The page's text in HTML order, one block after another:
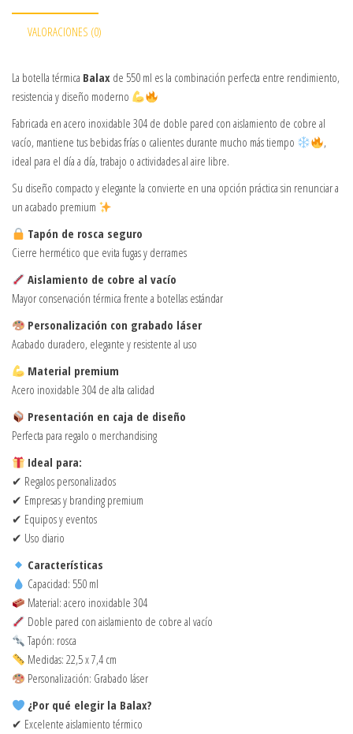
VALORACIONES (0)
La botella térmica Balax de 550 ml es la combinación perfecta entre rendimiento,
resistencia y diseño moderno
Fabricada en acero inoxidable 304 de doble pared con aislamiento de cobre al
vacío, mantiene tus bebidas frías o calientes durante mucho más tiempo
,
ideal para el día a día, trabajo o actividades al aire libre.
Su diseño compacto y elegante la convierte en una opción práctica sin renunciar a
un acabado premium
Tapón de rosca seguro
Cierre hermético que evita fugas y derrames
Aislamiento de cobre al vacío
Mayor conservación térmica frente a botellas estándar
Personalización con grabado láser
Acabado duradero, elegante y resistente al uso
Material premium
Acero inoxidable 304 de alta calidad
Presentación en caja de diseño
Perfecta para regalo o merchandising
Ideal para:
✔ Regalos personalizados
✔ Empresas y branding premium
✔ Equipos y eventos
✔ Uso diario
Características
Capacidad: 550 ml
Material: acero inoxidable 304
Doble pared con aislamiento de cobre al vacío
Tapón: rosca
Medidas: 22,5 x 7,4 cm
Personalización: Grabado láser
¿Por qué elegir la Balax?
✔ Excelente aislamiento térmico